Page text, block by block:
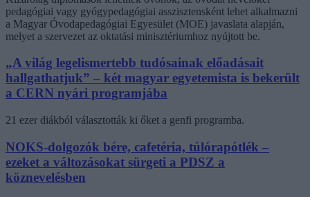
pedagógiai vagy gyógypedagógiai asszisztensként lehet alkalmazni
a Magyar Óvodapedagógiai Egyesület (MOE) javaslata alapján,
melyet a szervezet az oktatási minisztériumhoz nyújtott be.
„A világ legelismertebb tudósainak előadásait
hallgathatjuk” – két magyar egyetemista is bekerült
a CERN nyári programjába
21 ezer diákból választották ki őket a genfi programba.
NOKS-dolgozók bére, cafetéria, túlórapótlék –
ezeket a változásokat sürgeti a PDSZ a
köznevelésben